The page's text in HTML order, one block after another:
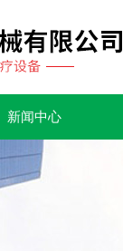
新闻中心